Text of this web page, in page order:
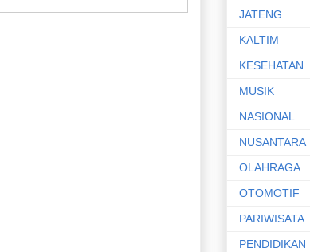
JATENG
KALTIM
KESEHATAN
MUSIK
NASIONAL
NUSANTARA
OLAHRAGA
OTOMOTIF
PARIWISATA
PENDIDIKAN